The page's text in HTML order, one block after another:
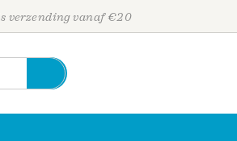
verzending vanaf €20